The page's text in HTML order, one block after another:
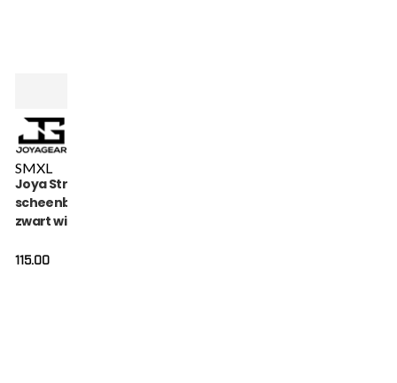
SMXL
Joya Strike
scheenbeschermers
zwart wit
115.00